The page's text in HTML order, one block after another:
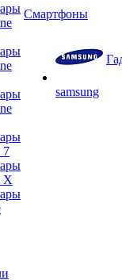
7
X
Смартфоны
samsung